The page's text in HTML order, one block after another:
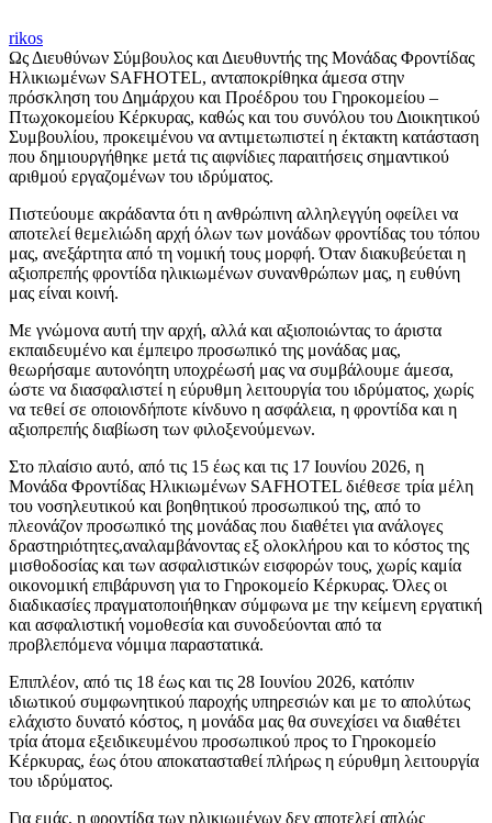
rikos
Ως Διευθύνων Σύμβουλος και Διευθυντής της Μονάδας Φροντίδας
Ηλικιωμένων SAFHOTEL, ανταποκρίθηκα άμεσα στην
πρόσκληση του Δημάρχου και Προέδρου του Γηροκομείου –
Πτωχοκομείου Κέρκυρας, καθώς και του συνόλου του Διοικητικού
Συμβουλίου, προκειμένου να αντιμετωπιστεί η έκτακτη κατάσταση
που δημιουργήθηκε μετά τις αιφνίδιες παραιτήσεις σημαντικού
αριθμού εργαζομένων του ιδρύματος.
Πιστεύουμε ακράδαντα ότι η ανθρώπινη αλληλεγγύη οφείλει να
αποτελεί θεμελιώδη αρχή όλων των μονάδων φροντίδας του τόπου
μας, ανεξάρτητα από τη νομική τους μορφή. Όταν διακυβεύεται η
αξιοπρεπής φροντίδα ηλικιωμένων συνανθρώπων μας, η ευθύνη
μας είναι κοινή.
Με γνώμονα αυτή την αρχή, αλλά και αξιοποιώντας το άριστα
εκπαιδευμένο και έμπειρο προσωπικό της μονάδας μας,
θεωρήσαμε αυτονόητη υποχρέωσή μας να συμβάλουμε άμεσα,
ώστε να διασφαλιστεί η εύρυθμη λειτουργία του ιδρύματος, χωρίς
να τεθεί σε οποιονδήποτε κίνδυνο η ασφάλεια, η φροντίδα και η
αξιοπρεπής διαβίωση των φιλοξενούμενων.
Στο πλαίσιο αυτό, από τις 15 έως και τις 17 Ιουνίου 2026, η
Μονάδα Φροντίδας Ηλικιωμένων SAFHOTEL διέθεσε τρία μέλη
του νοσηλευτικού και βοηθητικού προσωπικού της, από το
πλεονάζον προσωπικό της μονάδας που διαθέτει για ανάλογες
δραστηριότητες,αναλαμβάνοντας εξ ολοκλήρου και το κόστος της
μισθοδοσίας και των ασφαλιστικών εισφορών τους, χωρίς καμία
οικονομική επιβάρυνση για το Γηροκομείο Κέρκυρας. Όλες οι
διαδικασίες πραγματοποιήθηκαν σύμφωνα με την κείμενη εργατική
και ασφαλιστική νομοθεσία και συνοδεύονται από τα
προβλεπόμενα νόμιμα παραστατικά.
Επιπλέον, από τις 18 έως και τις 28 Ιουνίου 2026, κατόπιν
ιδιωτικού συμφωνητικού παροχής υπηρεσιών και με το απολύτως
ελάχιστο δυνατό κόστος, η μονάδα μας θα συνεχίσει να διαθέτει
τρία άτομα εξειδικευμένου προσωπικού προς το Γηροκομείο
Κέρκυρας, έως ότου αποκατασταθεί πλήρως η εύρυθμη λειτουργία
του ιδρύματος.
Για εμάς, η φροντίδα των ηλικιωμένων δεν αποτελεί απλώς